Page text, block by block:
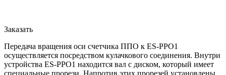
Заказать
Передача вращения оси счетчика ППО к ES-PPO1
осуществляется посредством кулачкового соединения. Внутри
устройства ES-PPO1 находится вал с диском, который имеет
специальные прорези. Напротив этих прорезей установлены